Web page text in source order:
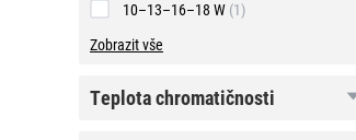
10–13–16–18 W (1)
Zobrazit vše
teplota
chromatičnosti
teplota chromatičnosti